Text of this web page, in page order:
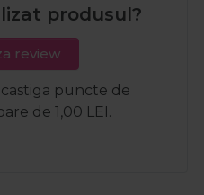
produsul?
review
puncte de
de 1,00 LEI.